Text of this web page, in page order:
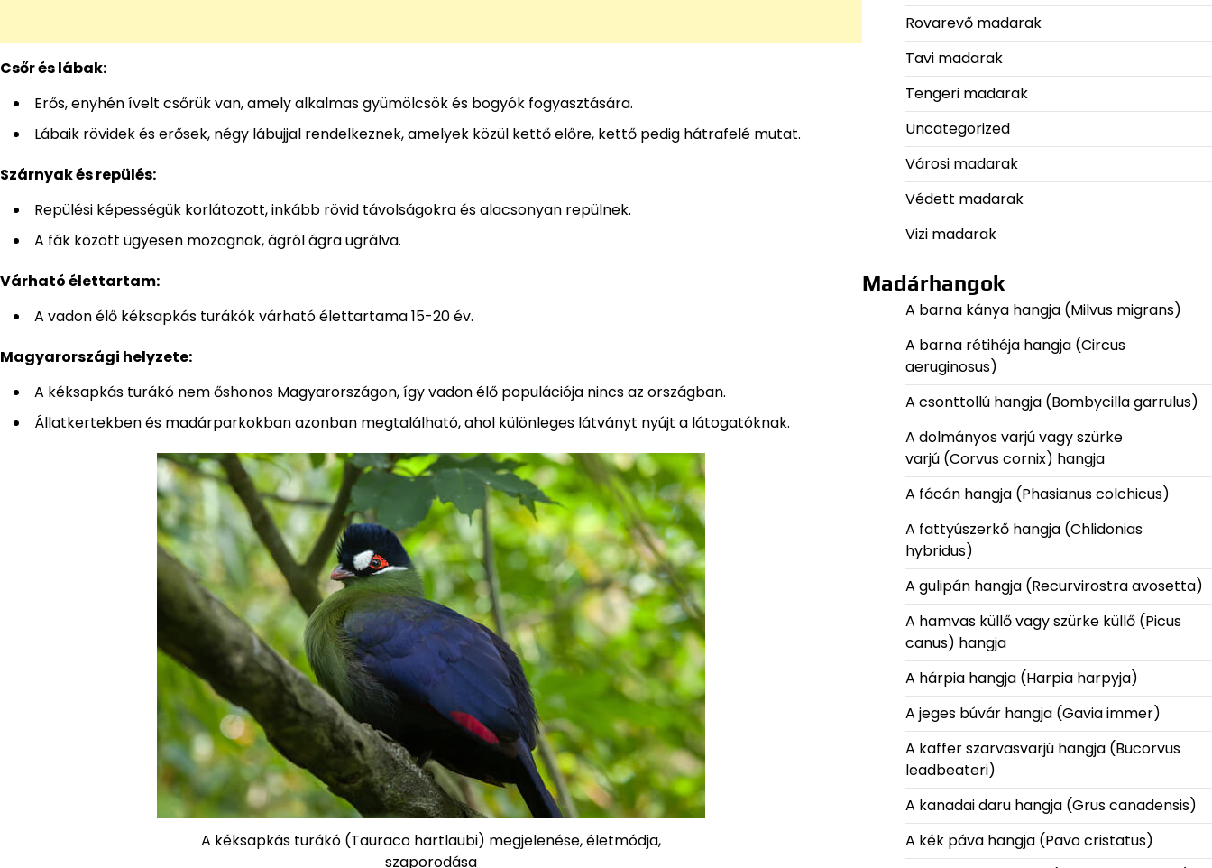
Csőr és lábak:
Erős, enyhén ívelt csőrük van, amely alkalmas gyümölcsök és bogyók fogyasztására.
Lábaik rövidek és erősek, négy lábujjal rendelkeznek, amelyek közül kettő előre, kettő pedig hátrafelé mutat.
Szárnyak és repülés:
Repülési képességük korlátozott, inkább rövid távolságokra és alacsonyan repülnek.
A fák között ügyesen mozognak, ágról ágra ugrálva.
Várható élettartam:
A vadon élő kéksapkás turákók várható élettartama 15-20 év.
Magyarországi helyzete:
A kéksapkás turákó nem őshonos Magyarországon, így vadon élő populációja nincs az országban.
Állatkertekben és madárparkokban azonban megtalálható, ahol különleges látványt nyújt a látogatóknak.
A kéksapkás turákó (Tauraco hartlaubi) megjelenése, életmódja,
szaporodása
Rovarevő madarak
Tavi madarak
Tengeri madarak
Uncategorized
Városi madarak
Védett madarak
Vizi madarak
Madárhangok
A barna kánya hangja (Milvus migrans)
A barna rétihéja hangja (Circus
aeruginosus)
A csonttollú hangja (Bombycilla garrulus)
A dolmányos varjú vagy szürke
varjú (Corvus cornix) hangja
A fácán hangja (Phasianus colchicus)
A fattyúszerkő hangja (Chlidonias
hybridus)
A gulipán hangja (Recurvirostra avosetta)
A hamvas küllő vagy szürke küllő (Picus
canus) hangja
A hárpia hangja (Harpia harpyja)
A jeges búvár hangja (Gavia immer)
A kaffer szarvasvarjú hangja (Bucorvus
leadbeateri)
A kanadai daru hangja (Grus canadensis)
A kék páva hangja (Pavo cristatus)